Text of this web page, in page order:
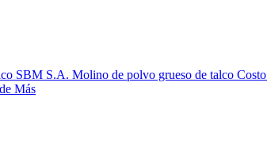
SBM S.A. Molino de polvo grueso de talco
Más